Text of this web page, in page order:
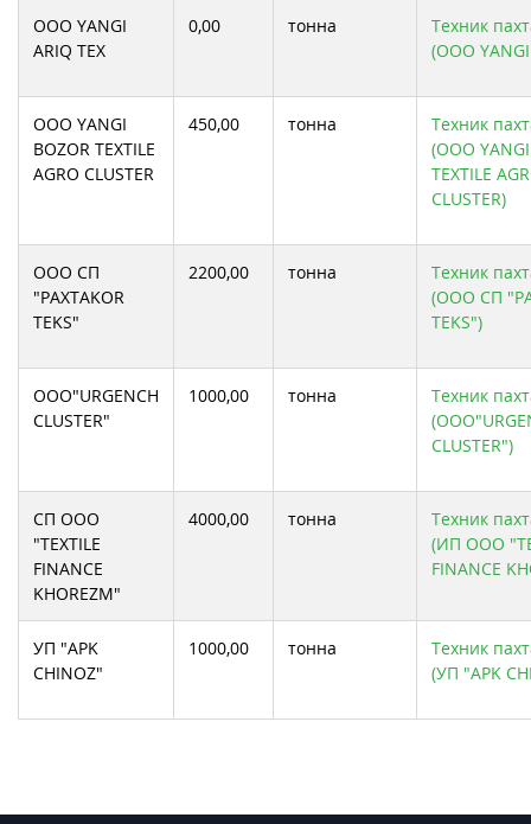
ООО YANGI
ARIQ TEX
0,00 тонна
Техник
(ООО YANGI
ООО YANGI
BOZOR TEXTILE
AGRO CLUSTER
450,00 тонна
Техник
(ООО YANGI
TEXTILE
CLUSTER)
ООО СП
"PAXTAKOR
TEKS"
2200,00 тонна
Техник
(ООО СП
TEKS")
ООО"URGENCH
CLUSTER"
1000,00 тонна
Техник
CLUSTER")
СП ООО
"TEXTILE
FINANCE
KHOREZM"
4000,00 тонна
Техник
(ИП ООО
FINANCE
УП "APK
CHINOZ"
1000,00 тонна
Техник
(УП "APK